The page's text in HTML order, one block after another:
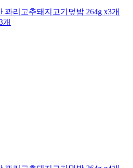
꽈리고추돼지고기덮밥 264g x3개
개